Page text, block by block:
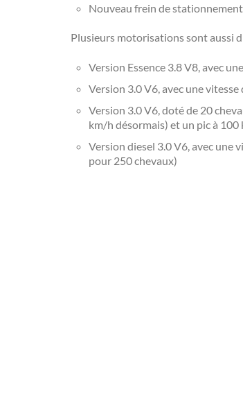
Nouveau frein de
Plusieurs motorisations sont aussi
Version Essence 3.8 V8, avec
Version 3.0 V6, avec une
Version 3.0 V6, doté de 20
km/h désormais) et un pic à 100
Version diesel 3.0 V6, avec
pour 250 chevaux)